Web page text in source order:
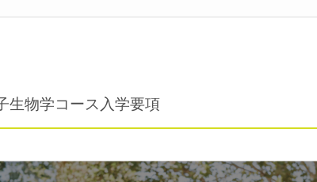
生物学コース入学要項